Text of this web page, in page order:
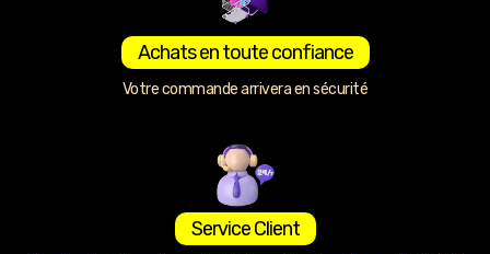
Achats en toute confiance
Votre commande arrivera en sécurité
Service Client